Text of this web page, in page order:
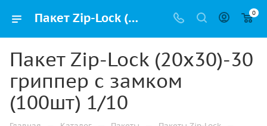
Пакет Zip-Lock (20х30)-30 гриппер с замком (100шт) 1/10 купить в Москве с доставкой оптом и в розницу 0
Пакет Zip-Lock (20х30)-30
гриппер с замком
(100шт) 1/10